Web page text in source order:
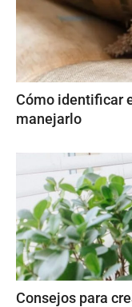
Cómo identificar
manejarlo
Consejos para